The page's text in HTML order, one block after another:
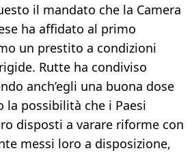
il mandato che la Camera
ha affidato al primo
un prestito a condizioni
Rutte ha condiviso
anch’egli una buona dose
la possibilità che i Paesi
disposti a varare riforme con
messi loro a disposizione,